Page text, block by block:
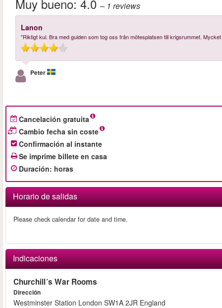
Muy bueno: 4.0 – 1 reviews
Lanon
"Riktigt kul. Bra med guiden som tog oss från mötesplatsen till krigsrummet.
Peter
Cancelación gratuita
Cambio fecha sin coste
Confirmación al instante
Se imprime billete en casa
Duración: horas
Horario de salidas
Please check calendar for date and time.
Indicaciones
Churchill´s War Rooms
Dirección
Westminster Station London SW1A 2JR England